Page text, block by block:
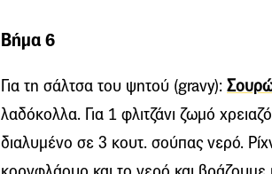
Βήμα 6
Για τη σάλτσα του ψητού (gravy):
λαδόκολλα. Για 1 φλιτζάνι ζωμό
διαλυμένο σε 3 κουτ. σούπας νερό.